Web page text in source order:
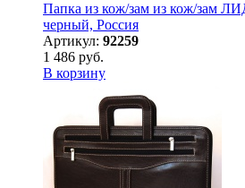
Папка из кож/зам из кож/зам
черный, Россия
Артикул: 92259
1 486 руб.
В корзину